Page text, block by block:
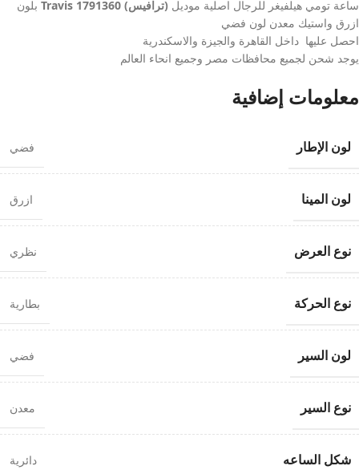
ساعة تومي هيلفيغر للرجال اصلية موديل (ترافيس) Travis 1791360
بلون
ازرق واستيك معدن لون فضي
احصل عليها داخل القاهرة والجيزة والاسكندرية
يوجد شحن لجميع محافظات مصر وجميع انحاء العالم
معلومات إضافية
لون الإطار فضي
لون المينا ازرق
نوع العرض نظري
نوع الحركة بطارية
لون السير فضي
نوع السير معدن
شكل الساعه دائرية